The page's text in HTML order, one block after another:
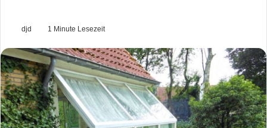
djd 1 Minute Lesezeit